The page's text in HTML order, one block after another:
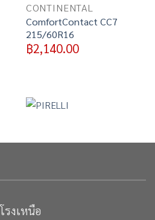
CONTINENTAL
ComfortContact CC7
215/60R16
฿2,140.00
งเหนือ